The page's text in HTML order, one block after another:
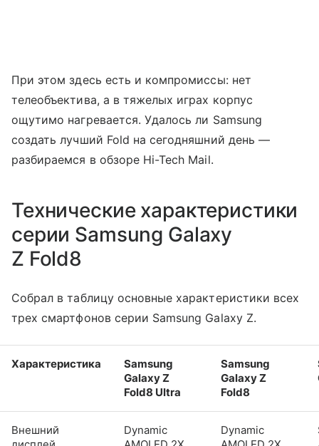
При этом здесь есть и компромиссы: нет
телеобъектива, а в тяжелых играх корпус
ощутимо нагревается. Удалось ли Samsung
создать лучший Fold на сегодняшний день —
разбираемся в обзоре Hi-Tech Mail.
Технические характеристики
серии Samsung Galaxy
Z Fold8
Собрал в таблицу основные характеристики всех
трех смартфонов серии Samsung Galaxy Z.
Характеристика
Samsung
Galaxy Z
Fold8 Ultra
Samsung
Galaxy Z
Fold8
Внешний
Dynamic
Dynamic